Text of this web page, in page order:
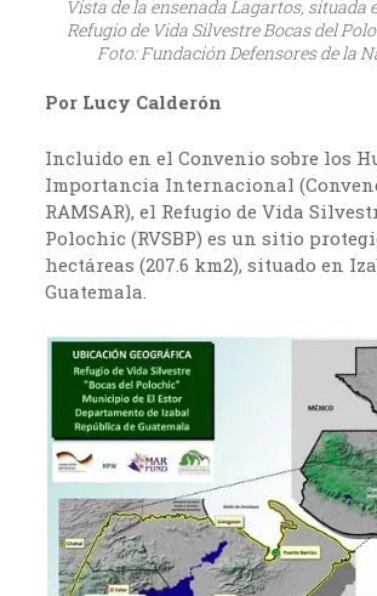
Vista de la ensenada Lagartos, situada
Refugio de Vida Silvestre Bocas del
Foto: Fundación Defensores de la
Por Lucy Calderón
Incluido en el Convenio sobre los
Importancia Internacional
RAMSAR), el Refugio de Vida
Polochic (RVSBP) es un sitio
hectáreas (207.6 km2), situado en
Guatemala.